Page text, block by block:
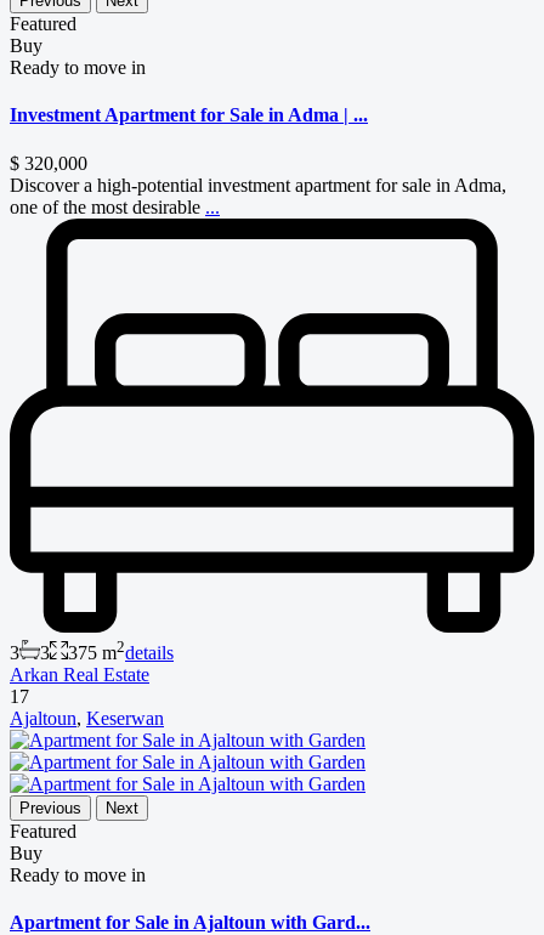
Featured
Buy
Ready to move in
Investment Apartment for Sale in Adma | ...
$ 320,000
Discover a high-potential investment apartment for sale in Adma,
one of the most desirable ...
3 3 375 m2details
Arkan Real Estate
17
Ajaltoun, Keserwan
Previous Next
Featured
Buy
Ready to move in
Apartment for Sale in Ajaltoun with Gard...